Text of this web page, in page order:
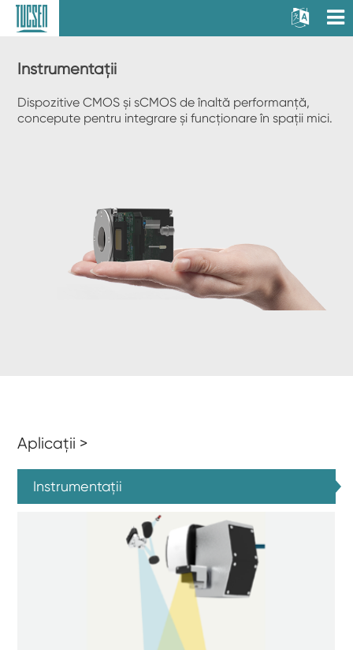
Instrumentații
Dispozitive CMOS și sCMOS de înaltă performanță,
concepute pentru integrare și funcționare în spații mici.
Aplicații >
Instrumentații